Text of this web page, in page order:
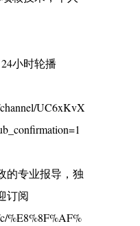
小时轮播
UC6xKvX
的专业报导，独
订阅
%E8%8F%AF%